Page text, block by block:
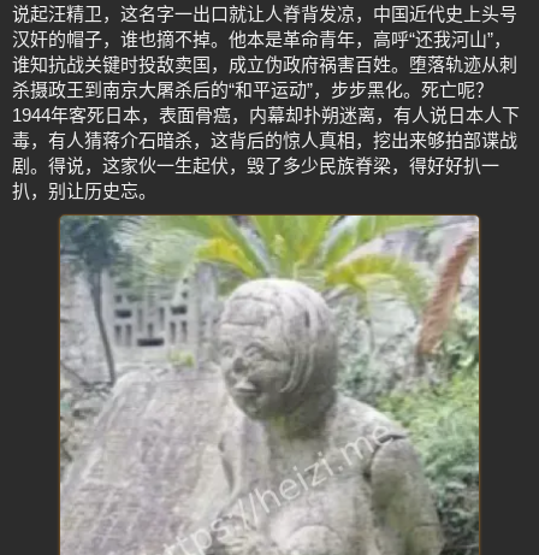
说起汪精卫，这名字一出口就让人脊背发凉，中国近代史上头号
汉奸的帽子，谁也摘不掉。他本是革命青年，高呼“还我河山”，
谁知抗战关键时投敌卖国，成立伪政府祸害百姓。堕落轨迹从刺
杀摄政王到南京大屠杀后的“和平运动”，步步黑化。死亡呢？
1944年客死日本，表面骨癌，内幕却扑朔迷离，有人说日本人下
毒，有人猜蒋介石暗杀，这背后的惊人真相，挖出来够拍部谍战
剧。得说，这家伙一生起伏，毁了多少民族脊梁，得好好扒一
扒，别让历史忘。